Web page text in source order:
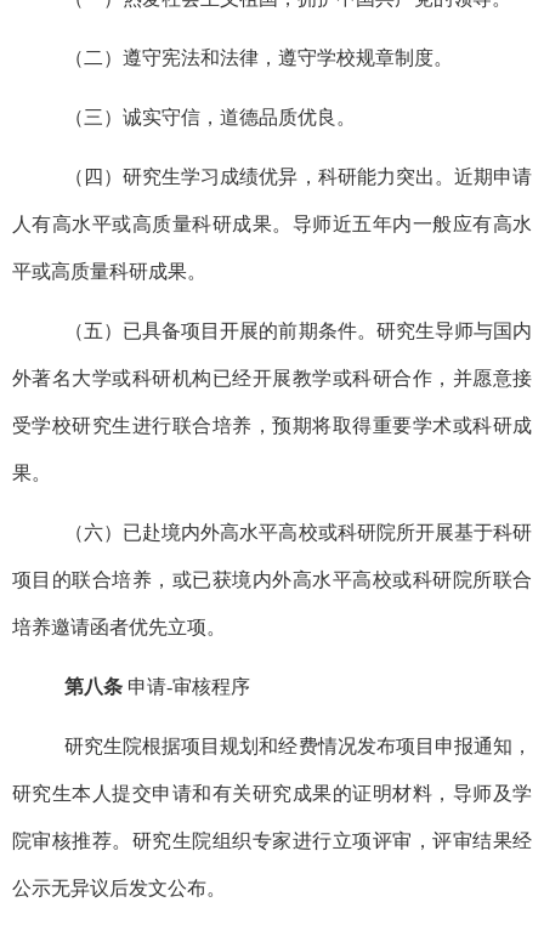
（二）遵守宪法和法律，遵守学校规章制度。
（三）诚实守信，道德品质优良。
（四）研究生学习成绩优异，科研能力突出。近期申请
人有高水平或高质量科研成果。导师近五年内一般应有高水
平或高质量科研成果。
（五）已具备项目开展的前期条件。研究生导师与国内
外著名大学或科研机构已经开展教学或科研合作，并愿意接
受学校研究生进行联合培养，预期将取得重要学术或科研成
果。
（六）已赴境内外高水平高校或科研院所开展基于科研
项目的联合培养，或已获境内外高水平高校或科研院所联合
培养邀请函者优先立项。
第八条 申请-审核程序
研究生院根据项目规划和经费情况发布项目申报通知，
研究生本人提交申请和有关研究成果的证明材料，导师及学
院审核推荐。研究生院组织专家进行立项评审，评审结果经
公示无异议后发文公布。